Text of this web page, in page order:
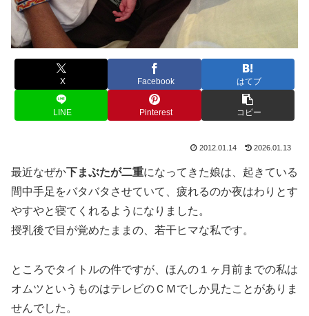
X Facebook はてブ
LINE Pinterest コピー
2012.01.14 2026.01.13
最近なぜか下まぶたが二重になってきた娘は、起きている
間中手足をバタバタさせていて、疲れるのか夜はわりとす
やすやと寝てくれるようになりました。
授乳後で目が覚めたままの、若干ヒマな私です。
ところでタイトルの件ですが、ほんの１ヶ月前までの私は
オムツというものはテレビのＣＭでしか見たことがありま
せんでした。